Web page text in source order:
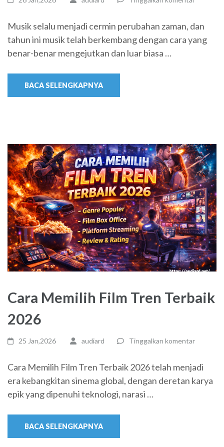
Musik selalu menjadi cermin perubahan zaman, dan
tahun ini musik telah berkembang dengan cara yang
benar-benar mengejutkan dan luar biasa …
BACA SELENGKAPNYA
Cara Memilih Film Tren Terbaik
2026
25 Jan,2026 audiard Tinggalkan komentar
Cara Memilih Film Tren Terbaik 2026 telah menjadi
era kebangkitan sinema global, dengan deretan karya
epik yang dipenuhi teknologi, narasi …
BACA SELENGKAPNYA